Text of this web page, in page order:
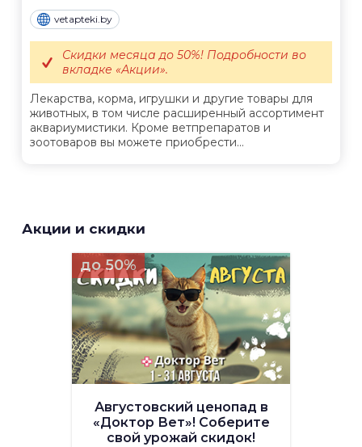
vetapteki.by
Лекарства, корма, игрушки и другие товары для
животных, в том числе расширенный ассортимент
аквариумистики. Кроме ветпрепаратов и
зоотоваров вы можете приобрести...
Скидки месяца до 50%! Подробности во
вкладке «Акции».
Акции и скидки
до 50%
Августовский ценопад в
«Доктор Вет»! Соберите
свой урожай скидок!